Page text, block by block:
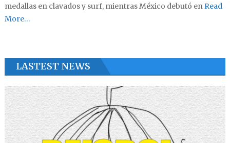
medallas en clavados y surf, mientras México debutó enRead
More…
LASTEST NEWS